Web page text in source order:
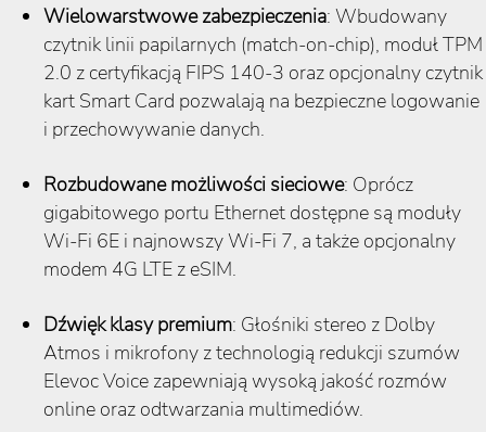
Wielowarstwowe zabezpieczenia: Wbudowany
czytnik linii papilarnych (match-on-chip), moduł TPM
2.0 z certyfikacją FIPS 140-3 oraz opcjonalny czytnik
kart Smart Card pozwalają na bezpieczne logowanie
i przechowywanie danych.
Rozbudowane możliwości sieciowe: Oprócz
gigabitowego portu Ethernet dostępne są moduły
Wi-Fi 6E i najnowszy Wi-Fi 7, a także opcjonalny
modem 4G LTE z eSIM.
Dźwięk klasy premium: Głośniki stereo z Dolby
Atmos i mikrofony z technologią redukcji szumów
Elevoc Voice zapewniają wysoką jakość rozmów
online oraz odtwarzania multimediów.